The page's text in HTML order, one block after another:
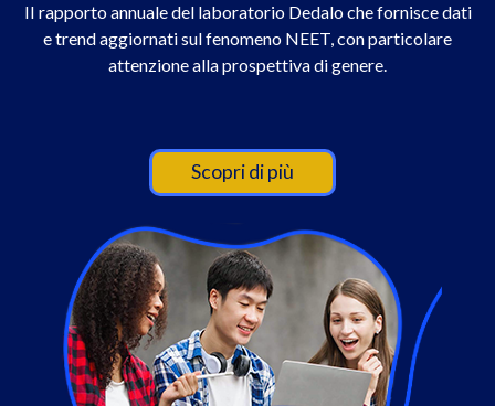
II rapporto annuale del laboratorio Dedalo che fornisce dati
e trend aggiornati sul fenomeno NEET, con particolare
attenzione alla prospettiva di genere.
Scopri di più